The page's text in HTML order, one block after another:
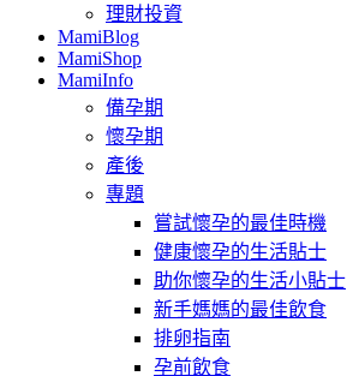
理財投資
MamiBlog
MamiShop
MamiInfo
備孕期
懷孕期
產後
專題
嘗試懷孕的最佳時機
健康懷孕的生活貼士
助你懷孕的生活小貼士
新手媽媽的最佳飲食
排卵指南
孕前飲食